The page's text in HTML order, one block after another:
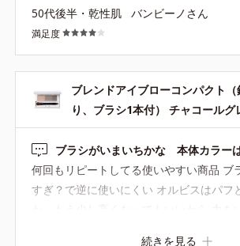
うに思います。
50代後半・乾性肌 バンビーノさん
満足度
ブレンドアイブローコンパクト
り、ブラシ1本付） チャコールグ
ブラシがいまいちかな 本体カラー
何回もリピートしてる使いやすい商品
すぎ？で逆に使いにくい オルビスはパ
か もう少し高くなってもいいから 力を
続きを見る